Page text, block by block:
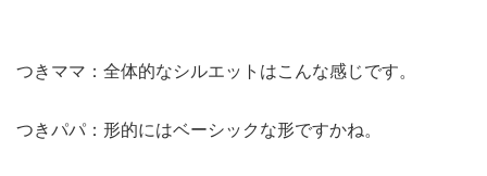
つきママ：全体的なシルエットはこんな感じです。
つきパパ：形的にはベーシックな形ですかね。